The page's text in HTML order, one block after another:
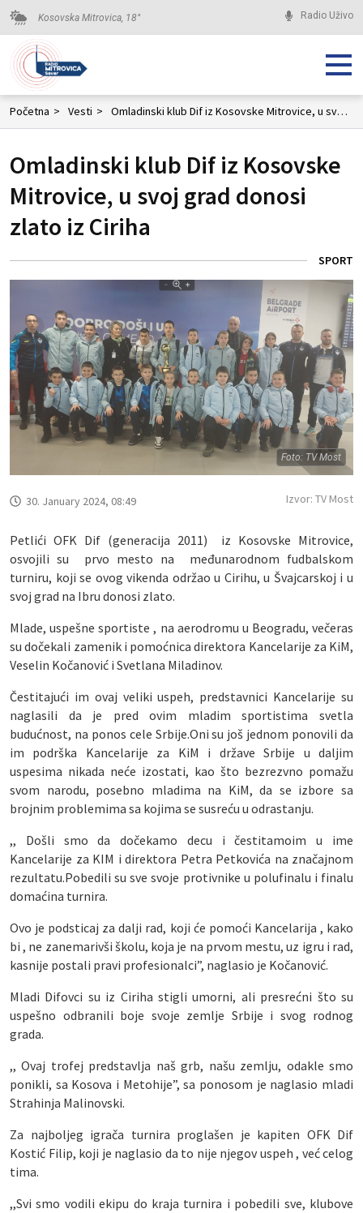
Kosovska Mitrovica, 18° Radio Uživo
Početna > Vesti > Omladinski klub Dif iz Kosovske Mitrovice, u svoj grad donosi zlato iz Ciriha
Omladinski klub Dif iz Kosovske
Mitrovice, u svoj grad donosi
zlato iz Ciriha
SPORT
Foto: TV Most
30. January 2024, 08:49 Izvor: TV Most
Petlići OFK Dif (generacija 2011) iz Kosovske Mitrovice,
osvojili su prvo mesto na međunarodnom fudbalskom
turniru, koji se ovog vikenda održao u Cirihu, u Švajcarskoj i u
svoj grad na Ibru donosi zlato.
Mlade, uspešne sportiste , na aerodromu u Beogradu, večeras
su dočekali zamenik i pomoćnica direktora Kancelarije za KiM,
Veselin Kočanović i Svetlana Miladinov.
Čestitajući im ovaj veliki uspeh, predstavnici Kancelarije su
naglasili da je pred ovim mladim sportistima svetla
budućnost, na ponos cele Srbije.Oni su još jednom ponovili da
im podrška Kancelarije za KiM i države Srbije u daljim
uspesima nikada neće izostati, kao što bezrezvno pomažu
svom narodu, posebno mladima na KiM, da se izbore sa
brojnim problemima sa kojima se susreću u odrastanju.
,, Došli smo da dočekamo decu i čestitamoim u ime
Kancelarije za KIM i direktora Petra Petkovića na značajnom
rezultatu.Pobedili su sve svoje protivnike u polufinalu i finalu
domaćina turnira.
Ovo je podsticaj za dalji rad, koji će pomoći Kancelarija , kako
bi , ne zanemarivši školu, koja je na prvom mestu, uz igru i rad,
kasnije postali pravi profesionalci”, naglasio je Kočanović.
Mladi Difovci su iz Ciriha stigli umorni, ali presrećni što su
uspešno odbranili boje svoje zemlje Srbije i svog rodnog
grada.
,, Ovaj trofej predstavlja naš grb, našu zemlju, odakle smo
ponikli, sa Kosova i Metohije”, sa ponosom je naglasio mladi
Strahinja Malinovski.
Za najboljeg igrača turnira proglašen je kapiten OFK Dif
Kostić Filip, koji je naglasio da to nije njegov uspeh , već celog
tima.
,,Svi smo vodili ekipu do kraja turnira i pobedili sve, klubove